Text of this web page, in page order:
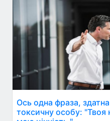
Ось одна фраза,
токсичну особу: "Твоя